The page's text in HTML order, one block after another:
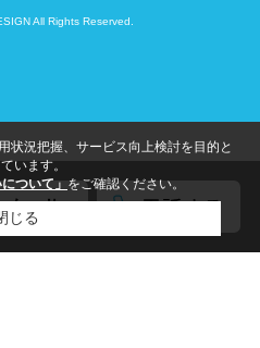
All Rights Reserved.
状況把握、サービス向上検討を目的と
います。
ついて」 をご確認ください。
じる